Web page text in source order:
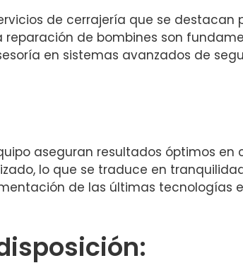
de cerrajería que se destacan
reparación de bombines son
en sistemas avanzados de
aseguran resultados óptimos
lo que se traduce en
de las últimas tecnologías